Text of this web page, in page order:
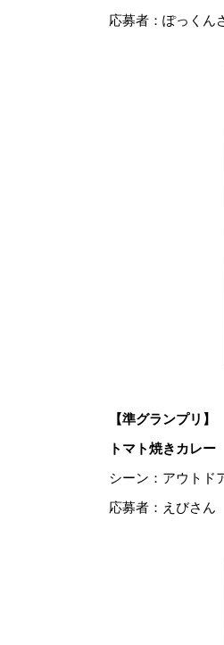
応募者：ぽっくん
【準グランプリ】
トマト焼きカレー
シーン：アウトド
応募者：えびさん